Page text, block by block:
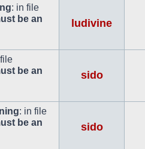
: in file
be an
ludivine
be an
sido
: in file
be an
sido